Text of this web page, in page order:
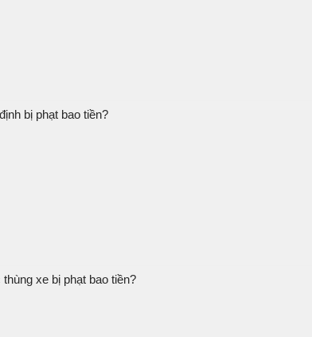
bị phạt bao tiền?
xe bị phạt bao tiền?